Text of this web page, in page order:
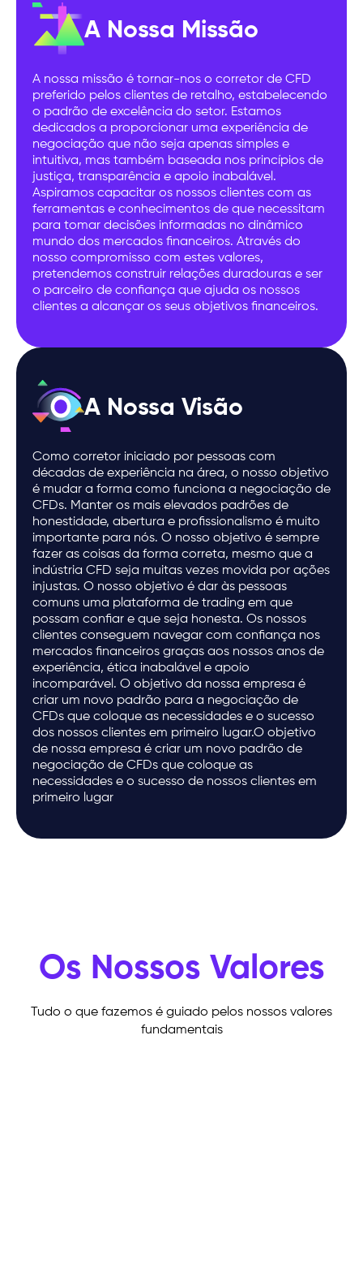
A Nossa Missão
A nossa missão é tornar-nos o corretor de CFD
preferido pelos clientes de retalho, estabelecendo
o padrão de excelência do setor. Estamos
dedicados a proporcionar uma experiência de
negociação que não seja apenas simples e
intuitiva, mas também baseada nos princípios de
justiça, transparência e apoio inabalável.
Aspiramos capacitar os nossos clientes com as
ferramentas e conhecimentos de que necessitam
para tomar decisões informadas no dinâmico
mundo dos mercados financeiros. Através do
nosso compromisso com estes valores,
pretendemos construir relações duradouras e ser
o parceiro de confiança que ajuda os nossos
clientes a alcançar os seus objetivos financeiros.
A Nossa Visão
Como corretor iniciado por pessoas com
décadas de experiência na área, o nosso objetivo
é mudar a forma como funciona a negociação de
CFDs. Manter os mais elevados padrões de
honestidade, abertura e profissionalismo é muito
importante para nós. O nosso objetivo é sempre
fazer as coisas da forma correta, mesmo que a
indústria CFD seja muitas vezes movida por ações
injustas. O nosso objetivo é dar às pessoas
comuns uma plataforma de trading em que
possam confiar e que seja honesta. Os nossos
clientes conseguem navegar com confiança nos
mercados financeiros graças aos nossos anos de
experiência, ética inabalável e apoio
incomparável. O objetivo da nossa empresa é
criar um novo padrão para a negociação de
CFDs que coloque as necessidades e o sucesso
dos nossos clientes em primeiro lugar.O objetivo
de nossa empresa é criar um novo padrão de
negociação de CFDs que coloque as
necessidades e o sucesso de nossos clientes em
primeiro lugar
Os Nossos Valores
Tudo o que fazemos é guiado pelos nossos valores
fundamentais